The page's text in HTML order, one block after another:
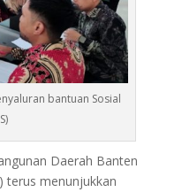
bantuan Sosial
Daerah Banten
terus menunjukkan